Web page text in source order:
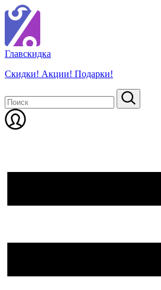
Главскидка
Скидки! Акции! Подарки!